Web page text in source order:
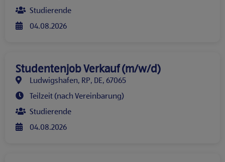
Studierende
04.08.2026
Studentenjob Verkauf (m/w/d)
Ludwigshafen, RP, DE, 67065
Teilzeit (nach Vereinbarung)
Studierende
04.08.2026